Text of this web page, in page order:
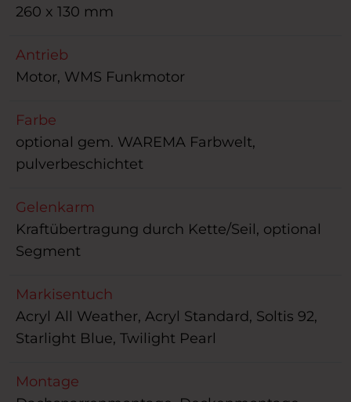
260 x 130 mm
Antrieb
Motor, WMS Funkmotor
Farbe
optional gem. WAREMA Farbwelt,
pulverbeschichtet
Gelenkarm
Kraftübertragung durch Kette/Seil, optional
Segment
Markisentuch
Acryl All Weather, Acryl Standard, Soltis 92,
Starlight Blue, Twilight Pearl
Montage